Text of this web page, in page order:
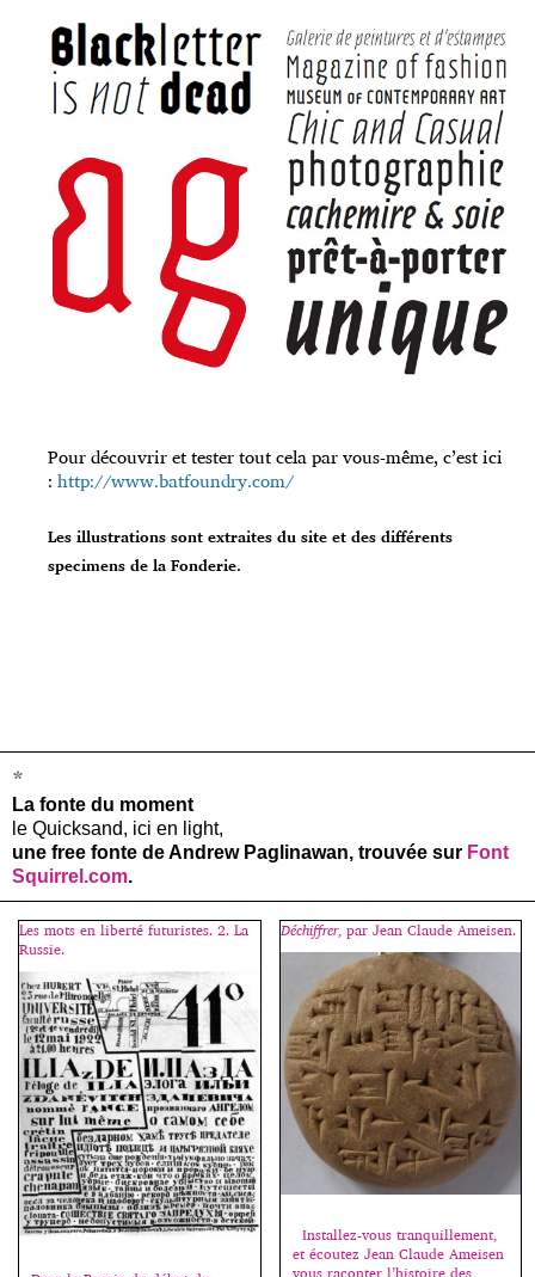
Pour découvrir et tester tout cela par vous-même, c’est ici
: http://www.batfoundry.com/
Les illustrations sont extraites du site et des différents
specimens de la Fonderie.
*
La fonte du moment
le Quicksand, ici en light,
une free fonte de Andrew Paglinawan, trouvée sur Font
Squirrel.com.
Les mots en liberté futuristes. 2. La
Russie.
Déchiffrer, par Jean Claude Ameisen.
Installez-vous tranquillement,
et écoutez Jean Claude Ameisen